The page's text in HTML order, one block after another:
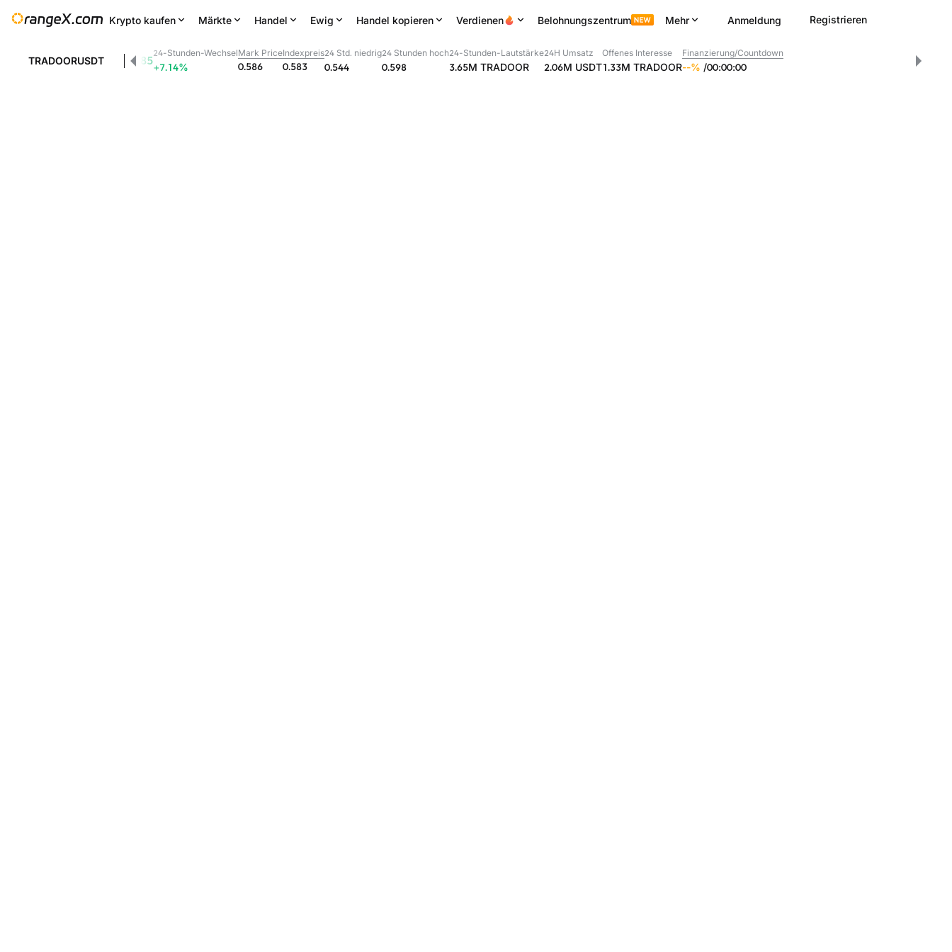
Krypto kaufen Märkte Handel Ewig Handel kopieren Verdienen Belohnungszentrum Mehr Anmeldung Registrieren
TRADOORUSDT 0.585
24-Stunden-Wechsel
+7.14%
Mark Price
0.586
Indexpreis
0.583
24 Std. niedrig
0.544
24 Stunden hoch
0.598
24-Stunden-Lautstärke
3.65M TRADOOR
24H Umsatz
2.06M USDT
Offenes Interesse
1.33M TRADOOR
Finanzierung/Countdown
--% /00:00:00